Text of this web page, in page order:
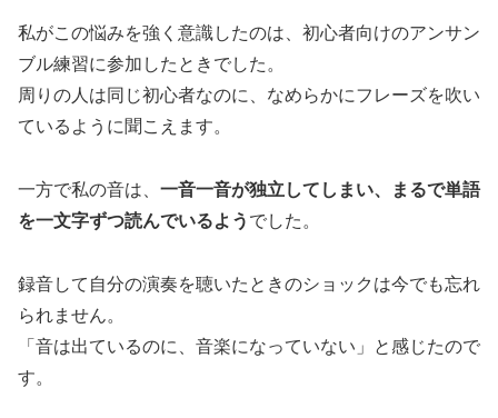
私がこの悩みを強く意識したのは、初心者向けのアンサン
ブル練習に参加したときでした。
周りの人は同じ初心者なのに、なめらかにフレーズを吹い
ているように聞こえます。
一方で私の音は、 一音一音が独立してしまい、まるで単語
を一文字ずつ読んでいるよう でした。
録音して自分の演奏を聴いたときのショックは今でも忘れ
られません。
「音は出ているのに、音楽になっていない」と感じたので
す。